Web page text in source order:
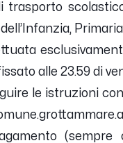
alle 23.59 di
le istruzioni
(sempre